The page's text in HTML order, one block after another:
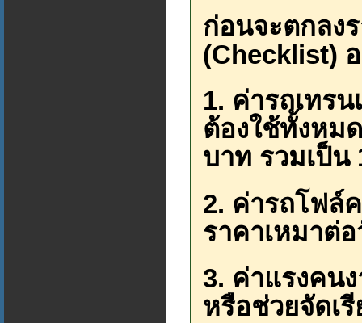
ก่อนจะตกลง
(Checklist)
1. ค่ารถเทร
ต้องใช้ทั้งหม
บาท รวมเป็น
2. ค่ารถโฟล์
ราคาเหมาต่
3. ค่าแรงคน
หรือช่วยจัดเรี